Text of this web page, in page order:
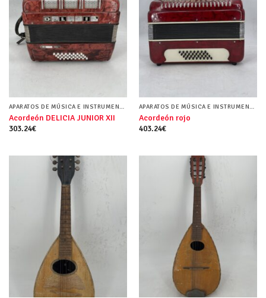
APARATOS DE MÚSICA E INSTRUMENTOS MUSICALES
Acordeón DELICIA JUNIOR XII
303.24€
APARATOS DE MÚSICA E INSTRUMENTOS MUSICALES
Acordeón rojo
403.24€